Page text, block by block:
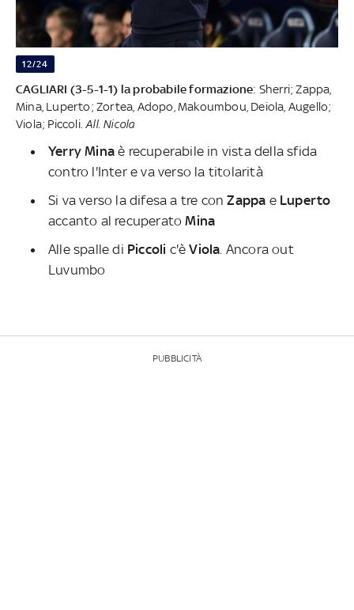
12/24
CAGLIARI (3-5-1-1) la probabile formazione: Sherri; Zappa,
Mina, Luperto; Zortea, Adopo, Makoumbou, Deiola, Augello;
Viola; Piccoli.All. Nicola
Yerry Minaè recuperabile in vista della sfida
contro l'Inter e va verso la titolarità
Si va verso la difesa a tre conZappa e Luperto
accanto al recuperatoMina
Alle spalle di Piccoli c'èViola. Ancora out
Luvumbo
PUBBLICITÀ